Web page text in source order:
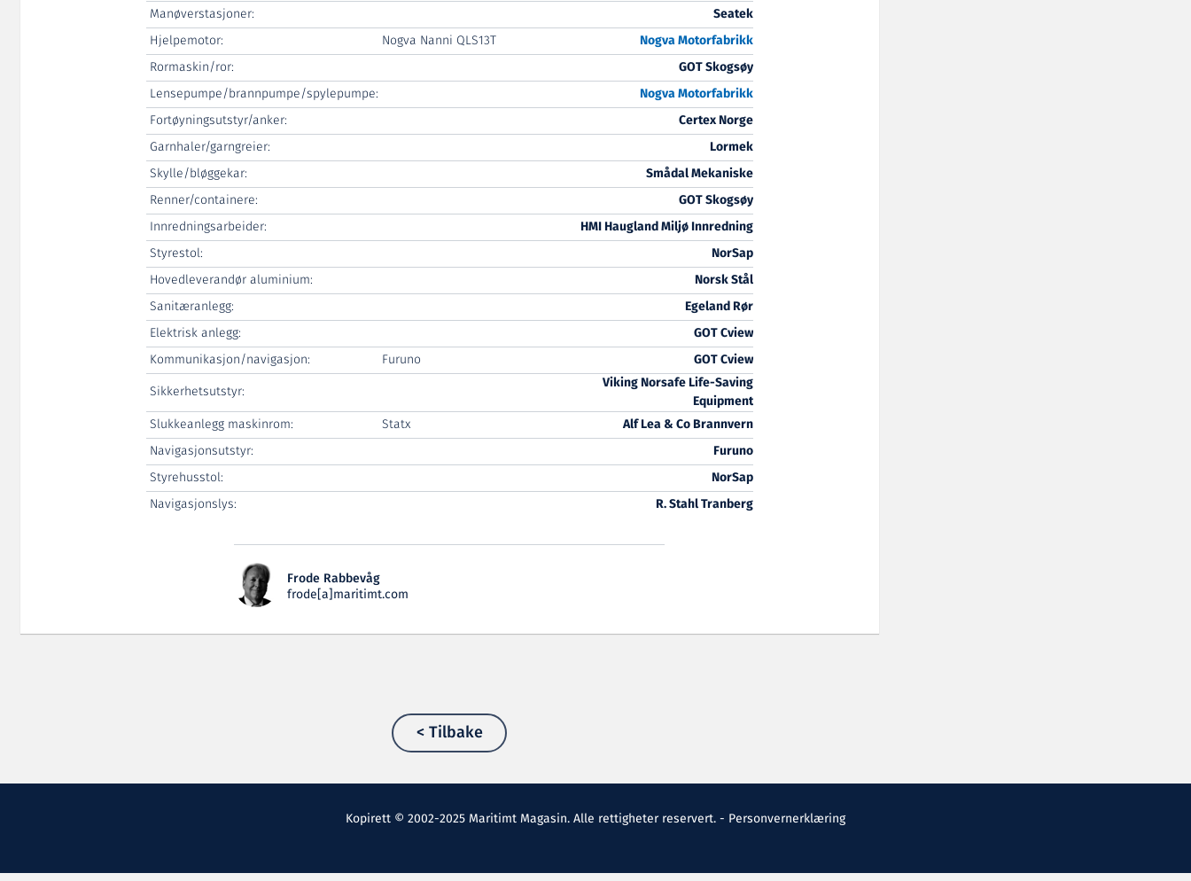
Manøverstasjoner:
Seatek
Hjelpemotor:
Nogva Nanni QLS13T
Nogva Motorfabrikk
Rormaskin/ror:
GOT Skogsøy
Lensepumpe/brannpumpe/spylepumpe:
Nogva Motorfabrikk
Fortøyningsutstyr/anker:
Certex Norge
Garnhaler/garngreier:
Lormek
Skylle/bløggekar:
Smådal Mekaniske
Renner/containere:
GOT Skogsøy
Innredningsarbeider:
HMI Haugland Miljø Innredning
Styrestol:
NorSap
Hovedleverandør aluminium:
Norsk Stål
Sanitæranlegg:
Egeland Rør
Elektrisk anlegg:
GOT Cview
Kommunikasjon/navigasjon:
Furuno
GOT Cview
Sikkerhetsutstyr:
Viking Norsafe Life-Saving
Equipment
Slukkeanlegg maskinrom:
Statx
Alf Lea & Co Brannvern
Navigasjonsutstyr:
Furuno
Styrehusstol:
NorSap
Navigasjonslys:
R. Stahl Tranberg
Frode Rabbevåg
frode[a]maritimt.com
< Tilbake
Kopirett © 2002-2025 Maritimt Magasin. Alle rettigheter reservert. - Personvernerklæring